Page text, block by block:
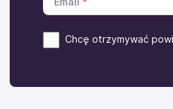
Chcę otrzymywać